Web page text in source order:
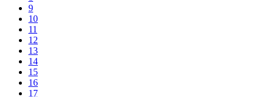
9
10
11
12
13
14
15
16
17